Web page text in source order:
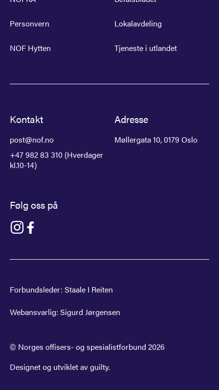
Personvern Lokalavdeling
NOF Hytten Tjeneste i utlandet
Kontakt
post@nof.no
+47 982 83 310 (Hverdager
kl.10-14)
Adresse
Møllergata 10, 0179 Oslo
Følg oss på
Gå til NOF på instagram
Gå til NOF på facebook
Forbundsleder: Staale I Reiten
Webansvarlig: Sigurd Jørgensen
© Norges offisers- og spesialistforbund 2026
Designet og utviklet avguilty.